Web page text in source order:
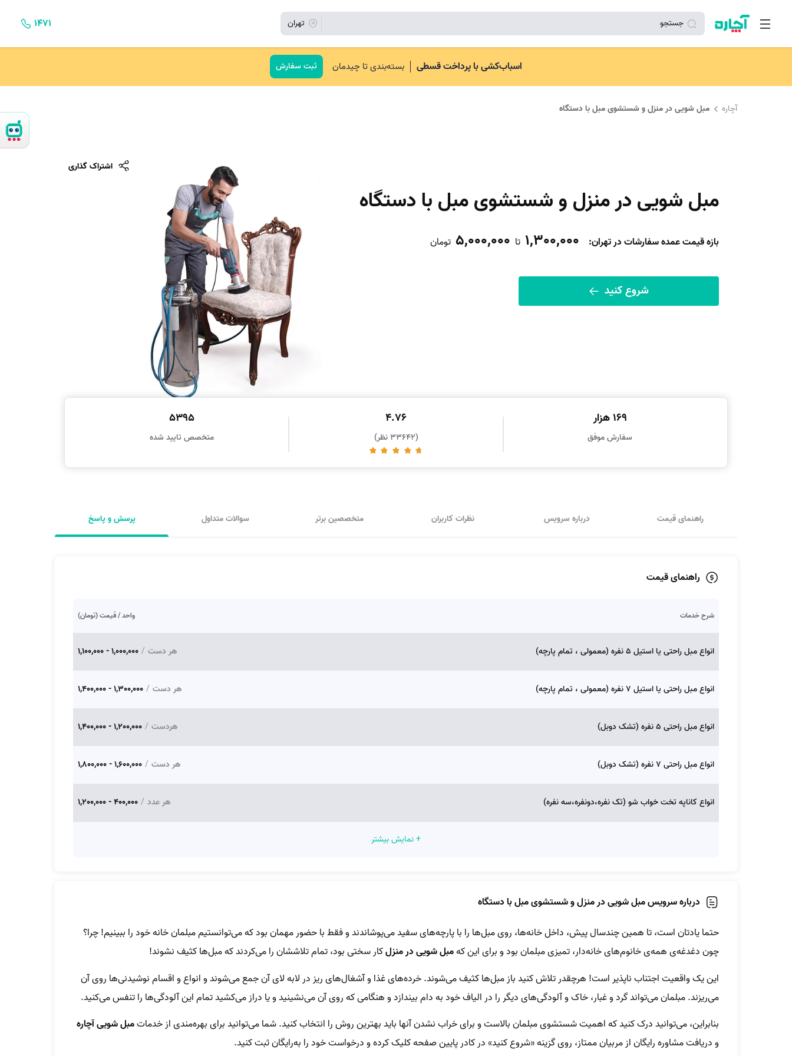
جستجو تهران ۱۴۷۱
اسباب‌کشی با پرداخت قسطی بسته‌بندی تا چیدمان ثبت سفارش
آچاره مبل شویی در منزل و شستشوی مبل با دستگاه
اشتراک گذاری
مبل شویی در منزل و شستشوی مبل با دستگاه
بازه قیمت عمده سفارشات در تهران: 1,300,000 تا 5,000,000 تومان
شروع کنید
169 هزار
سفارش موفق
4.76
(33642 نظر)
5395
متخصص تایید شده
راهنمای قیمت درباره سرویس نظرات کاربران متخصصین برتر سوالات متداول پرسش و پاسخ
راهنمای قیمت
شرح خدمات واحد / قیمت (تومان)
انواع مبل راحتی یا استیل 5 نفره (معمولی ، تمام پارچه) هر دست /
1,000,000 - 1,100,000
انواع مبل راحتی یا استیل 7 نفره (معمولی ، تمام پارچه) هر دست /
1,300,000 - 1,400,000
انواع مبل راحتی 5 نفره (تشک دوبل) هردست /
1,200,000 - 1,400,000
انواع مبل راحتی 7 نفره (تشک دوبل) هر دست /
1,600,000 - 1,800,000
انواع کاناپه تخت خواب شو (تک نفره،دونفره،سه نفره) هر عدد /
400,000 - 1,200,000
+ نمایش بیشتر
درباره سرویس مبل شویی در منزل و شستشوی مبل با دستگاه
حتما یادتان است، تا همین چندسال پیش، داخل خانه‌ها، روی مبل‌‌ها را با پارچه‌‌های سفید می‌‌پوشاندند و فقط با حضور مهمان بود که می‌‌توانستیم مبلمان خانه خود را ببینیم! چرا؟
چون دغدغه‌ی همه‌ی خانوم‌های خانه‌‌دار، تمیزی مبلمان بود و برای این‌ کهمبل شویی در منزلکار سختی بود، تمام تلاششان را می‌کردند که مبل‌‌ها کثیف نشوند!
این یک واقعیت اجتناب ناپذیر است! هرچقدر تلاش کنید باز مبل‌ها کثیف می‌شوند. خرده‌های غذا و آشغال‌های ریز در لابه لای آن جمع می‌شوند و انواع و اقسام نوشیدنی‌ها روی آن
می‌ریزند. مبلمان می‌تواند گرد و غبار، خاک و آلودگی‌های دیگر را در الیاف خود به دام بیندازد و هنگامی‌ که روی آن می‌نشینید و یا دراز می‌کشید تمام این آلودگی‌ها را تنفس می‌کنید.
بنابراین، می‌توانید درک کنید که اهمیت شستشوی مبلمان بالاست و برای خراب نشدن آنها باید بهترین روش را انتخاب کنید. شما می‌توانید برای بهره‌مندی از خدماتمبل شویی آچاره
و دریافت مشاوره رایگان از مربیان ممتاز، روی گزینه «شروع کنید» در کادر پایین صفحه کلیک کرده و درخواست خود را به‌رایگان ثبت کنید.